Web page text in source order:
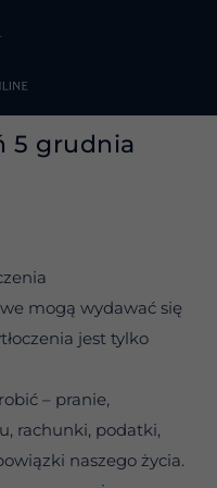
5 grudnia
mogą wydawać się
jest tylko
– pranie,
rachunki, podatki,
naszego życia.